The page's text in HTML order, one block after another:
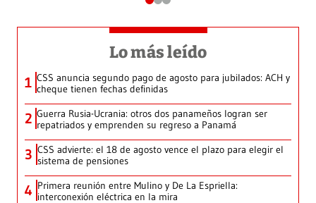
Lo más leído
1 CSS anuncia segundo pago de agosto para jubilados: ACH y
cheque tienen fechas definidas
2 Guerra Rusia-Ucrania: otros dos panameños logran ser
repatriados y emprenden su regreso a Panamá
3 CSS advierte: el 18 de agosto vence el plazo para elegir el
sistema de pensiones
4 Primera reunión entre Mulino y De La Espriella:
interconexión eléctrica en la mira